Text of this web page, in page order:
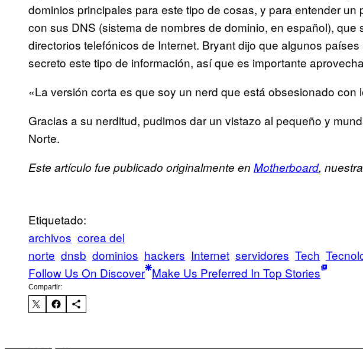
dominios principales para este tipo de cosas, y para entender
con sus DNS (sistema de nombres de dominio, en español), que
directorios telefónicos de Internet. Bryant dijo que algunos
secreto este tipo de información, así que es importante
«La versión corta es que soy un nerd que está obsesionado con
Gracias a su nerditud, pudimos dar un vistazo al pequeño y
Norte.
Este artículo fue publicado originalmente en Motherboard,
Etiquetado:
archivos corea del
norte dnsb dominios hackers Internet servidores Tech
Follow Us On Discover Make Us Preferred In Top Stories
Compartir: